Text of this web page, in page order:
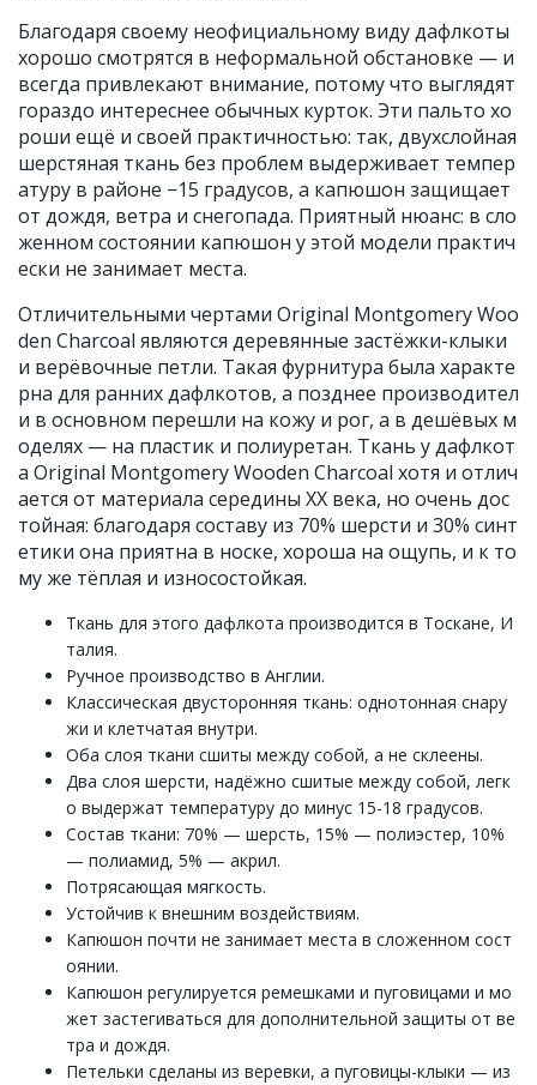
Благодаря своему неофициальному виду дафлкоты
хорошо смотрятся в неформальной обстановке — и
всегда привлекают внимание, потому что выглядят
гораздо интереснее обычных курток. Эти пальто хо
роши ещё и своей практичностью: так, двухслойная
шерстяная ткань без проблем выдерживает темпер
атуру в районе −15 градусов, а капюшон защищает
от дождя, ветра и снегопада. Приятный нюанс: в сло
женном состоянии капюшон у этой модели практич
ески не занимает места.
Отличительными чертами Original Montgomery Woo
den Charcoal являются деревянные застёжки-клыки
и верёвочные петли. Такая фурнитура была характе
рна для ранних дафлкотов, а позднее производител
и в основном перешли на кожу и рог, а в дешёвых м
оделях — на пластик и полиуретан. Ткань у дафлкот
а Original Montgomery Wooden Charcoal хотя и отлич
ается от материала середины XX века, но очень дос
тойная: благодаря составу из 70% шерсти и 30% синт
етики она приятна в носке, хороша на ощупь, и к то
му же тёплая и износостойкая.
Ткань для этого дафлкота производится в Тоскане, И
талия.
Ручное производство в Англии.
Классическая двусторонняя ткань: однотонная снару
жи и клетчатая внутри.
Оба слоя ткани сшиты между собой, а не склеены.
Два слоя шерсти, надёжно сшитые между собой, легк
о выдержат температуру до минус 15-18 градусов.
Состав ткани: 70% — шерсть, 15% — полиэстер, 10%
— полиамид, 5% — акрил.
Потрясающая мягкость.
Устойчив к внешним воздействиям.
Капюшон почти не занимает места в сложенном сост
оянии.
Капюшон регулируется ремешками и пуговицами и мо
жет застегиваться для дополнительной защиты от ве
тра и дождя.
Петельки сделаны из веревки, а пуговицы-клыки — из